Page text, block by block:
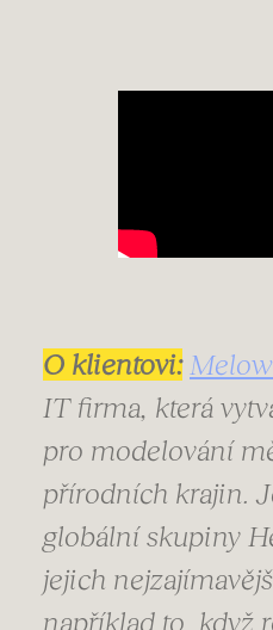
O klientovi:
IT firma, která
pro modelování
přírodních krajin.
globální skupiny
jejich
například to, když